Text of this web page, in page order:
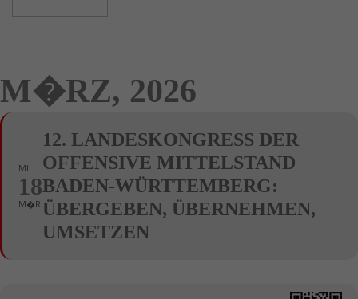
M�RZ, 2026
MI
18
M�R
12. LANDESKONGRESS DER
OFFENSIVE MITTELSTAND
BADEN-WÜRTTEMBERG:
ÜBERGEBEN, ÜBERNEHMEN,
UMSETZEN